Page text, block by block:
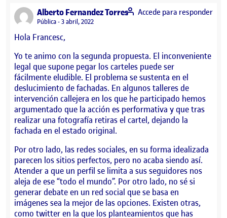
Alberto Fernandez Torressays:
Visibilidad:
Pública 3 abril, 2022
Hola Francesc,
Yo te animo con la segunda propuesta. El inconveniente
legal que supone pegar los carteles puede ser
fácilmente eludible. El problema se sustenta en el
deslucimiento de fachadas. En algunos talleres de
intervención callejera en los que he participado hemos
argumentado que la acción es performativa y que tras
realizar una fotografía retiras el cartel, dejando la
fachada en el estado original.
Por otro lado, las redes sociales, en su forma idealizada
parecen los sitios perfectos, pero no acaba siendo así.
Atender a que un perfil se limita a sus seguidores nos
aleja de ese “todo el mundo”. Por otro lado, no sé si
generar debate en un red social que se basa en
imágenes sea la mejor de las opciones. Existen otras,
como twitter en la que los planteamientos que has
Accede para responder